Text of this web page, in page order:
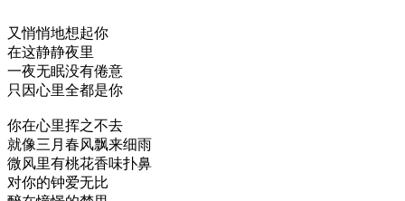
又悄悄地想起你
在这静静夜里
一夜无眠没有倦意
只因心里全都是你
你在心里挥之不去
就像三月春风飘来细雨
微风里有桃花香味扑鼻
对你的钟爱无比